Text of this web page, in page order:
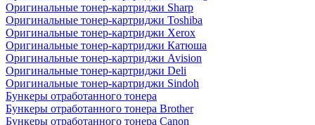
Оригинальные тонер-картриджи Sharp
Оригинальные тонер-картриджи Toshiba
Оригинальные тонер-картриджи Xerox
Оригинальные тонер-картриджи Катюша
Оригинальные тонер-картриджи Avision
Оригинальные тонер-картриджи Deli
Оригинальные тонер-картриджи Sindoh
Бункеры отработанного тонера
Бункеры отработанного тонера Brother
Бункеры отработанного тонера Canon